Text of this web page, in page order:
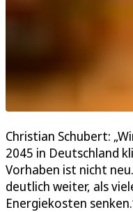
Christian Schubert:
2045 in Deutschland
Vorhaben ist nicht
deutlich weiter, als
Energiekosten